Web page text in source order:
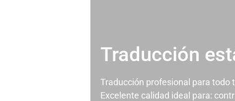
Traducción
Traducción profesional para todo
Excelente calidad ideal para: